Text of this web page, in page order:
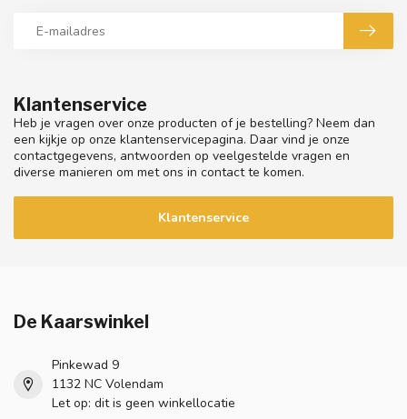
Klantenservice
Heb je vragen over onze producten of je bestelling? Neem dan
een kijkje op onze klantenservicepagina. Daar vind je onze
contactgegevens, antwoorden op veelgestelde vragen en
diverse manieren om met ons in contact te komen.
Klantenservice
De Kaarswinkel
Pinkewad 9
1132 NC Volendam
Let op: dit is geen winkellocatie